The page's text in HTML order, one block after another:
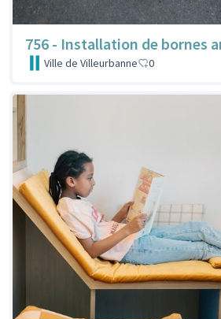
756 - Installation de bornes
Ville de Villeurbanne 0